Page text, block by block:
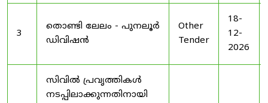
3
തൊണ്ടി ലേലം - പുനലൂർ
ഡിവിഷൻ
Other
Tender
18-
12-
2026
സിവിൽ പ്രവൃത്തികൾ
നടപ്പിലാക്കുന്നതിനായി